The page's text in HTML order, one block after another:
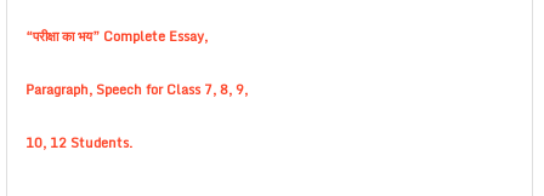
“परीक्षा का भय” Complete Essay,
Paragraph, Speech for Class 7, 8, 9,
10, 12 Students.